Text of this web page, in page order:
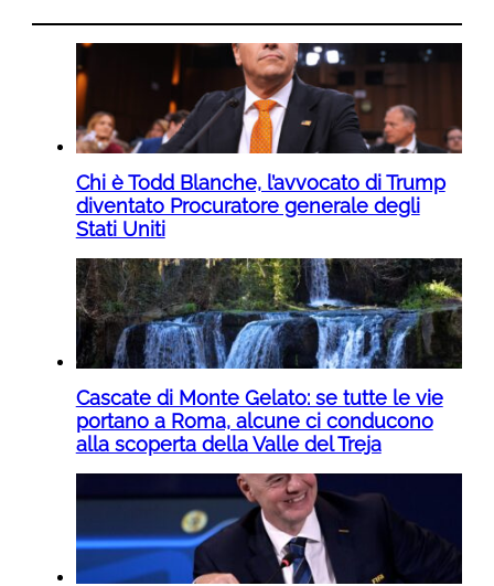
Chi è Todd Blanche, l’avvocato di Trump
diventato Procuratore generale degli
Stati Uniti
Cascate di Monte Gelato: se tutte le vie
portano a Roma, alcune ci conducono
alla scoperta della Valle del Treja